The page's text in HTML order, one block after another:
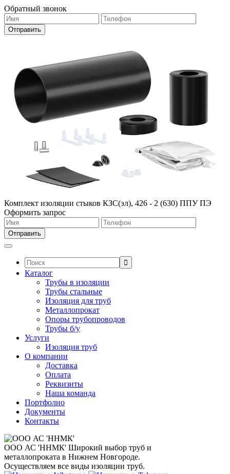
Обратный звонок
Комплект изоляции стыков КЗС(эл), 426 - 2 (630) ППУ ПЭ
Оформить запрос
Поиск:
Каталог
Трубы в изоляции
Трубы стальные
Изоляция для труб
Металлопрокат
Опоры трубопроводов
Трубы б/у
Услуги
Изоляция труб
О компании
Доставка
Оплата
Реквизиты
Наша команда
Портфолио
Документы
Контакты
ООО АС 'ННМК' Широкий выбор труб и
металлопроката в Нижнем Новгороде.
Осуществляем все виды изоляции труб.